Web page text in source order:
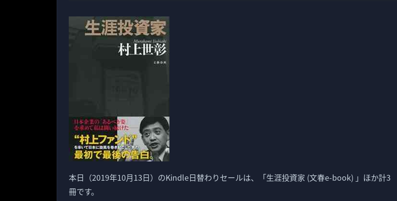
本日（2019年10月13日）のKindle日替わりセールは、「生涯投資家 (文春e-book) 」ほか計3
冊です。